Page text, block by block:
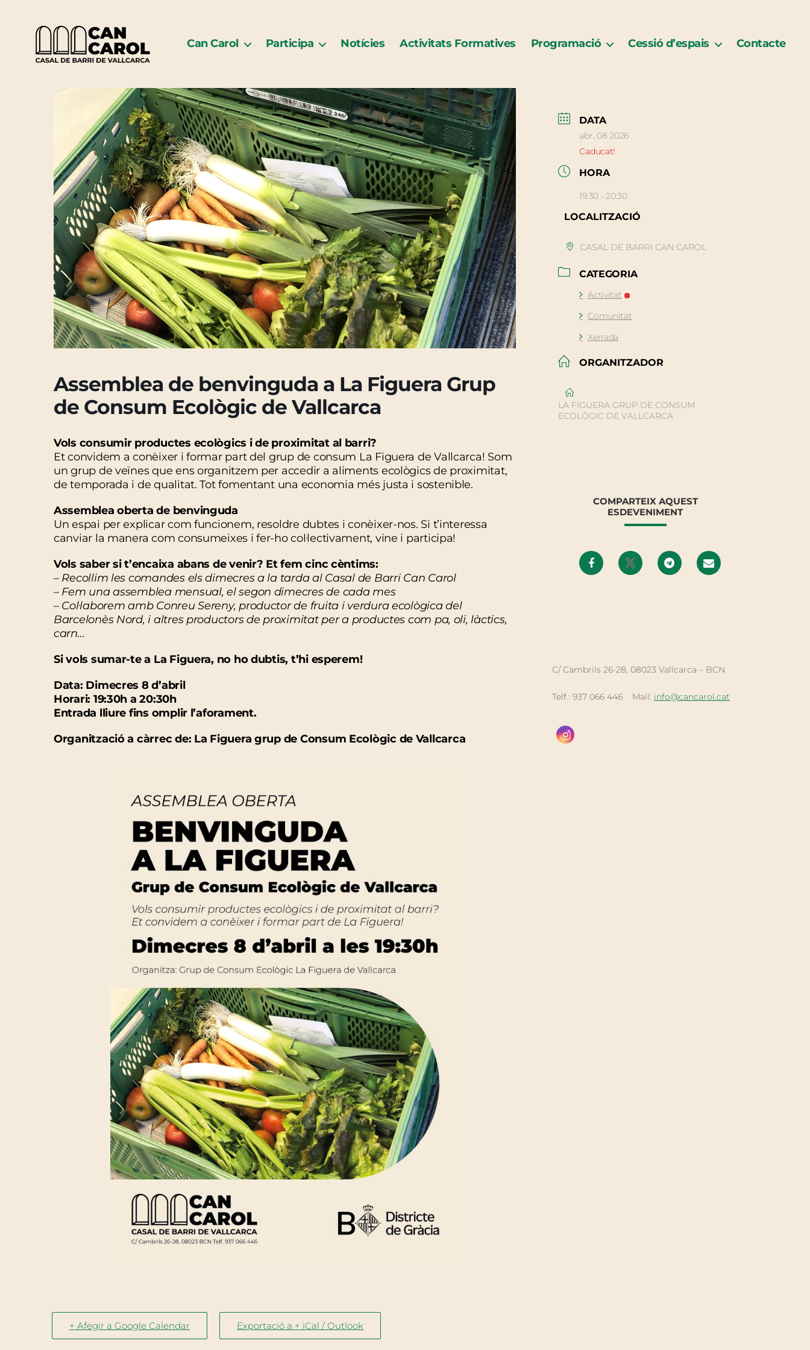
Can Carol Participa Notícies Activitats Formatives Programació Cessió d’espais Contacte
Assemblea de benvinguda a La Figuera Grup
de Consum Ecològic de Vallcarca
Vols consumir productes ecològics i de proximitat al barri?
Et convidem a conèixer i formar part del grup de consum La Figuera de Vallcarca! Som
un grup de veïnes que ens organitzem per accedir a aliments ecològics de proximitat,
de temporada i de qualitat. Tot fomentant una economia més justa i sostenible.
Assemblea oberta de benvinguda
Un espai per explicar com funcionem, resoldre dubtes i conèixer-nos. Si t’interessa
canviar la manera com consumeixes i fer-ho col·lectivament, vine i participa!
Vols saber si t’encaixa abans de venir? Et fem cinc cèntims:
– Recollim les comandes els dimecres a la tarda al Casal de Barri Can Carol
– Fem una assemblea mensual, el segon dimecres de cada mes
– Col·laborem amb Conreu Sereny, productor de fruita i verdura ecològica del
Barcelonès Nord, i altres productors de proximitat per a productes com pa, oli, làctics,
carn…
Si vols sumar-te a La Figuera, no ho dubtis, t’hi esperem!
Data: Dimecres 8 d’abril
Horari: 19:30h a 20:30h
Entrada lliure fins omplir l’aforament.
Organització a càrrec de: La Figuera grup de Consum Ecològic de Vallcarca
+ Afegir a Google Calendar Exportació a + iCal / Outlook
DATA
abr. 08 2026
Caducat!
HORA
19:30 - 20:30
LOCALITZACIÓ
CASAL DE BARRI CAN CAROL
CATEGORIA
Activitat
Comunitat
Xerrada
ORGANITZADOR
LA FIGUERA GRUP DE CONSUM
ECOLÒGIC DE VALLCARCA
COMPARTEIX AQUEST
ESDEVENIMENT
C/ Cambrils 26-28, 08023 Vallcarca – BCN
Telf.: 937 066 446 Mail: info@cancarol.cat